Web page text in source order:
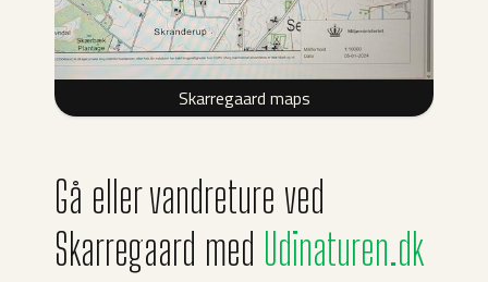
Skarregaard maps
Gå eller vandreture ved
Skarregaard med Udinaturen.dk